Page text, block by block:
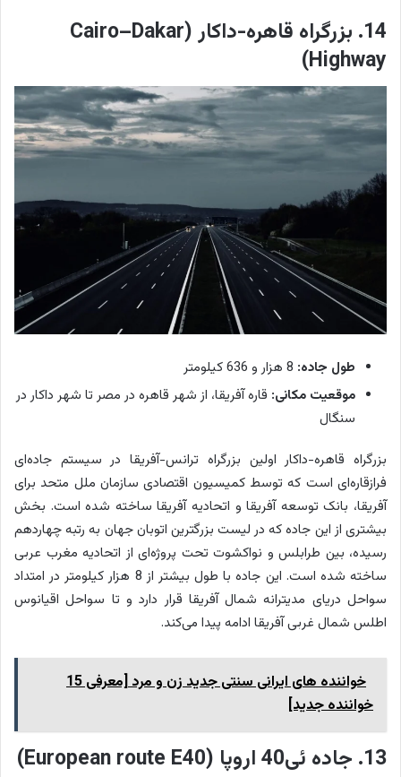
14. بزرگراه قاهره-داکار (Cairo–Dakar
Highway)
طول جاده:
موقعیت مکانی: قاره آفریقا، از شهر قاهره در مصر تا شهر داکار در
سنگال
بزرگراه قاهره-داکار اولین بزرگراه ترانس-آفریقا در سیستم جاده‌ای‌
فرازقاره‌ای است که توسط کمیسیون اقتصادی سازمان ملل متحد برای
آفریقا، بانک توسعه آفریقا و اتحادیه آفریقا ساخته شده است. بخش
بیشتری از این جاده که در لیست بزرگترین اتوبان جهان به رتبه چهاردهم
رسیده، بین طرابلس و نواکشوت تحت پروژه‌ای از اتحادیه مغرب عربی
ساخته شده است. این جاده با طول بیشتر از 8 هزار کیلومتر در امتداد
سواحل دریای مدیترانه شمال آفریقا قرار دارد و تا سواحل اقیانوس
اطلس شمال غربی آفریقا ادامه پیدا می‌کند.
خواننده‌ های ایرانی سنتی جدید زن و مرد [معرفی 15
خواننده جدید]
13. جاده ئی40 اروپا (European route E40)